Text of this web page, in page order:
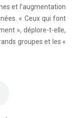
et l’augmentation
« Ceux qui font
», déplore-t-elle,
groupes et les «